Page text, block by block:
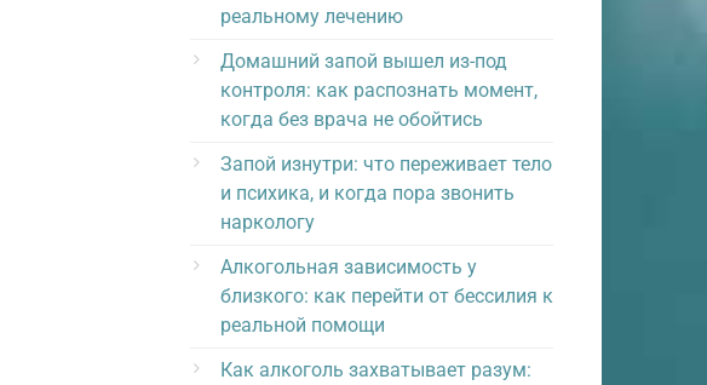
реальному лечению
Домашний запой вышел из-под
контроля: как распознать момент,
когда без врача не обойтись
Запой изнутри: что переживает тело
и психика, и когда пора звонить
наркологу
Алкогольная зависимость у
близкого: как перейти от бессилия к
реальной помощи
Как алкоголь захватывает разум: